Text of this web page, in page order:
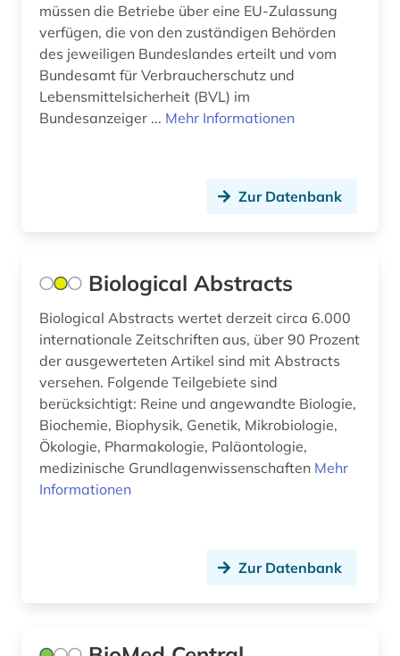
müssen die Betriebe über eine EU-Zulassung
verfügen, die von den zuständigen Behörden
des jeweiligen Bundeslandes erteilt und vom
Bundesamt für Verbraucherschutz und
Lebensmittelsicherheit (BVL) im
Bundesanzeiger ... Mehr Informationen
Zur Datenbank
Biological Abstracts
Biological Abstracts wertet derzeit circa 6.000
internationale Zeitschriften aus, über 90 Prozent
der ausgewerteten Artikel sind mit Abstracts
versehen. Folgende Teilgebiete sind
berücksichtigt: Reine und angewandte Biologie,
Biochemie, Biophysik, Genetik, Mikrobiologie,
Ökologie, Pharmakologie, Paläontologie,
medizinische Grundlagenwissenschaften Mehr
Informationen
Zur Datenbank